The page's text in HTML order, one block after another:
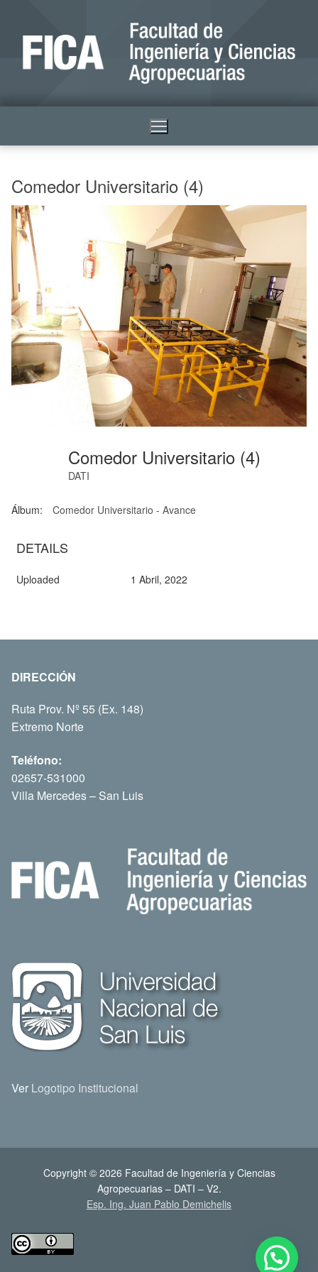
Comedor Universitario (4)
Comedor Universitario (4)
DATI
Álbum: Comedor Universitario - Avance
DETAILS
Uploaded 1 Abril, 2022
DIRECCIÓN
Ruta Prov. Nº 55 (Ex. 148)
Extremo Norte
Teléfono:
02657-531000
Villa Mercedes – San Luis
Ver Logotipo Institucional
Copyright © 2026 Facultad de Ingeniería y Ciencias
Agropecuarias – DATI – V2.
Esp. Ing. Juan Pablo Demichelis